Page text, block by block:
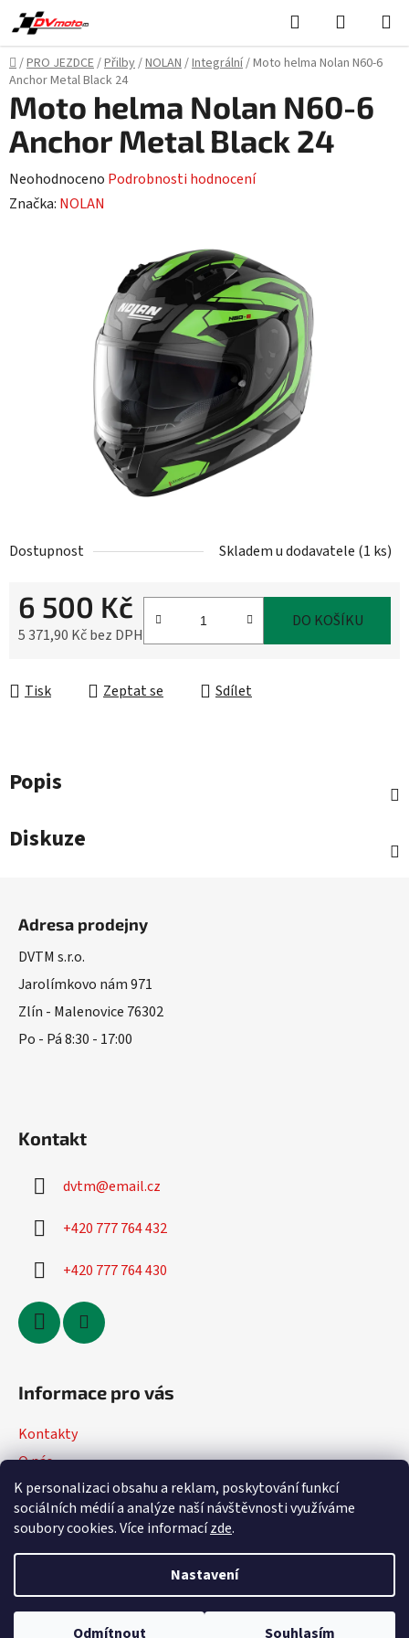
K personalizaci obsahu a reklam, poskytování funkcí
sociálních médií a analýze naší návštěvnosti využíváme
soubory cookies. Více informacízde.
Nastavení
Odmítnout Souhlasím
Přejít
na
obsah
Hledat
KOŠÍK
Domů
/PRO JEZDCE/Přilby/NOLAN/Integrální/Moto helma Nolan N60-6
Anchor Metal Black 24
Dostupnost Skladem u dodavatele (1 ks)
6 500 Kč
5 371,90 Kč bez DPH
DO KOŠÍKU
Tisk Zeptat se Sdílet
Moto helma Nolan N60-6
Anchor Metal Black 24
Průměrné
hodnocení
Neohodnoceno Podrobnosti hodnocení
Značka: NOLAN
Popis
Diskuze
Adresa prodejny
DVTM s.r.o.
Jarolímkovo nám 971
Zlín - Malenovice 76302
Po - Pá 8:30 - 17:00
Kontakt
dvtm@email.cz
+420 777 764 432
+420 777 764 430
Informace pro vás
Kontakty
O nás
Jak nakupovat
Obchodní podmínky
Vytvořil Shoptet